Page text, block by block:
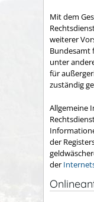
Mit dem
weiterer
Bundesamt
unter
für
zuständig
Allgemeine
der
der